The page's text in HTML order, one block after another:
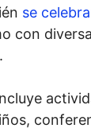
se
con